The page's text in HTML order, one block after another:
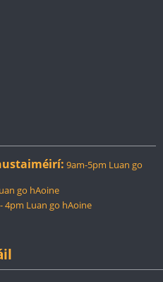
9am-5pm Luan go
go hAoine
4pm Luan go hAoine